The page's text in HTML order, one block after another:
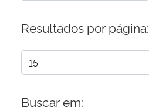
PlanaltoResultados por página:
Buscar em: